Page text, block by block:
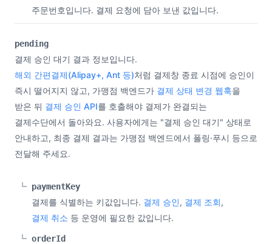
주문번호입니다. 결제 요청에 담아 보낸 값입니다.
pending
결제 승인 대기 결과 정보입니다.
해외 간편결제(Alipay+, Ant 등)처럼 결제창 종료 시점에 승인이
즉시 떨어지지 않고, 가맹점 백엔드가 결제 상태 변경 웹훅을
받은 뒤 결제 승인 API를 호출해야 결제가 완결되는
결제수단에서 돌아와요. 사용자에게는 "결제 승인 대기" 상태로
안내하고, 최종 결제 결과는 가맹점 백엔드에서 폴링·푸시 등으로
전달해 주세요.
paymentKey
결제를 식별하는 키값입니다. 결제 승인, 결제 조회,
결제 취소 등 운영에 필요한 값입니다.
orderId